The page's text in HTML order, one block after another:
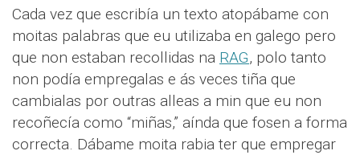
Cada vez que escribía un texto atopábame con
moitas palabras que eu utilizaba en galego pero
que non estaban recollidas na RAG, polo tanto
non podía empregalas e ás veces tiña que
cambialas por outras alleas a min que eu non
recoñecía como “miñas,” aínda que fosen a forma
correcta. Dábame moita rabia ter que empregar